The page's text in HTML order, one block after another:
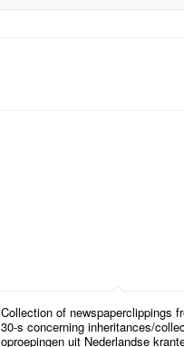
Collection of newspaperclippings
30-s concerning inheritances/
oproepingen uit Nederlandse